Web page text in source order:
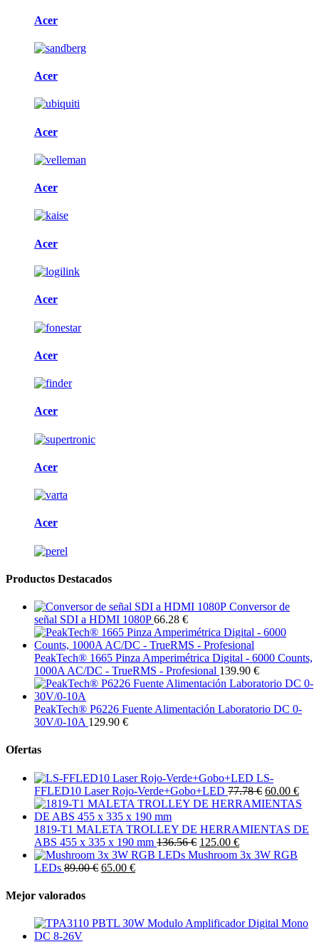
Acer
Acer
Acer
Acer
Acer
Acer
Acer
Acer
Acer
Acer
Productos Destacados
Conversor de
señal SDI a HDMI 1080P 66.28 €
PeakTech® 1665 Pinza Amperimétrica Digital - 6000 Counts,
1000A AC/DC - TrueRMS - Profesional 139.90 €
PeakTech® P6226 Fuente Alimentación Laboratorio DC 0-
30V/0-10A 129.90 €
Ofertas
LS-
FFLED10 Laser Rojo-Verde+Gobo+LED 77.78 € 60.00 €
1819-T1 MALETA TROLLEY DE HERRAMIENTAS DE
ABS 455 x 335 x 190 mm 136.56 € 125.00 €
Mushroom 3x 3W RGB
LEDs 89.00 € 65.00 €
Mejor valorados